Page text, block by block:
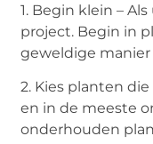
1. Begin klein –
project. Begin in
geweldige
2. Kies planten
en in de meeste
onderhouden